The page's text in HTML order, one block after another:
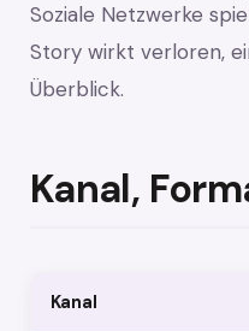
Soziale Netzwerke
Story wirkt verloren,
Überblick.
Kanal,
Kanal